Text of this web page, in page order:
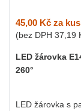
45,00 Kč za kus
(bez DPH 37,19
LED žárovka
260°
LED žárovka s